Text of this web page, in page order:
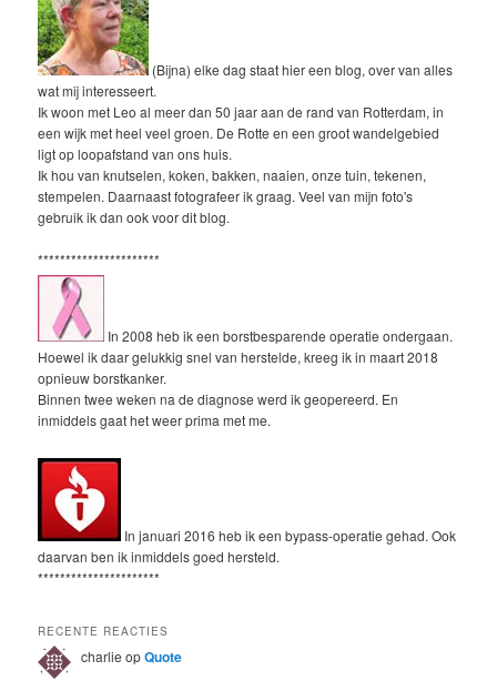
(Bijna) elke dag staat hier een blog, over van alles
wat mij interesseert.
Ik woon met Leo al meer dan 50 jaar aan de rand van Rotterdam, in
een wijk met heel veel groen. De Rotte en een groot wandelgebied
ligt op loopafstand van ons huis.
Ik hou van knutselen, koken, bakken, naaien, onze tuin, tekenen,
stempelen. Daarnaast fotografeer ik graag. Veel van mijn foto's
gebruik ik dan ook voor dit blog.
**********************
In 2008 heb ik een borstbesparende operatie ondergaan.
Hoewel ik daar gelukkig snel van herstelde, kreeg ik in maart 2018
opnieuw borstkanker.
Binnen twee weken na de diagnose werd ik geopereerd. En
inmiddels gaat het weer prima met me.
In januari 2016 heb ik een bypass-operatie gehad. Ook
daarvan ben ik inmiddels goed hersteld.
**********************
RECENTE REACTIES
charlie opQuote